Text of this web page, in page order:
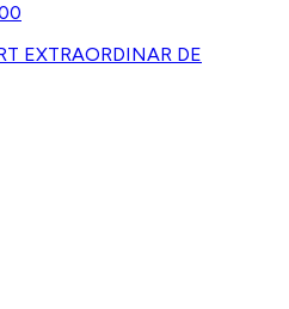
EXTRAORDINAR DE